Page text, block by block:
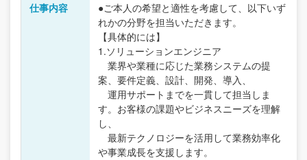
仕事内容
●ご本人の希望と適性を考慮して、以下いず
れかの分野を担当いただきます。
【具体的には】
1.ソリューションエンジニア
業界や業種に応じた業務システムの提
案、要件定義、設計、開発、導入、
運用サポートまでを一貫して担当しま
す。お客様の課題やビジネスニーズを理解
し、
最新テクノロジーを活用して業務効率化
や事業成長を支援します。